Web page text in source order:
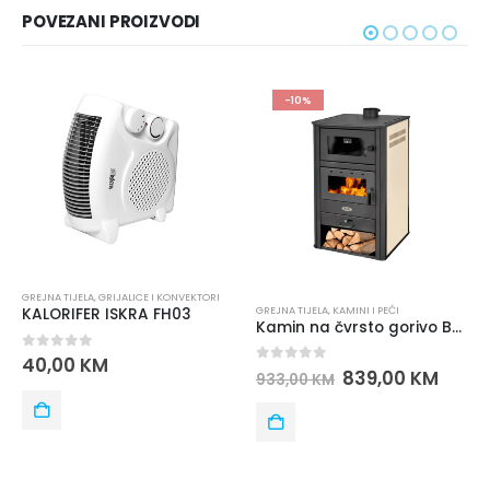
POVEZANI PROIZVODI
GREJNA TIJELA,GRIJALICE I KONVEKTORI
KALORIFER ISKRA FH03
0out of 5
40,00 KM
-10%
GREJNA TIJELA, KAMINI I PEĆI
Kamin na čvrsto gorivo BRM BLIST
out of 5
933,00KM 839,00 KM